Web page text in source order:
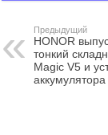
Предыдущий
HONOR
тонкий
Magic V5 и
аккумулятора